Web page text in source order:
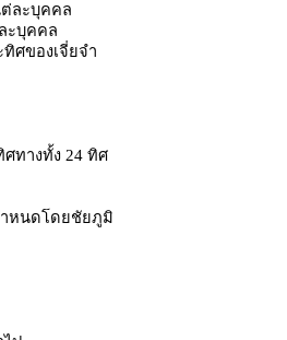
ละบุคคล
ะบุคคล
ศของเจี่ยจำ
ทางทั้ง 24 ทิศ
หนดโดยชัยภูมิ